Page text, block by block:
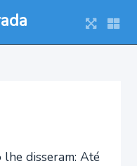
lhe disseram: Até